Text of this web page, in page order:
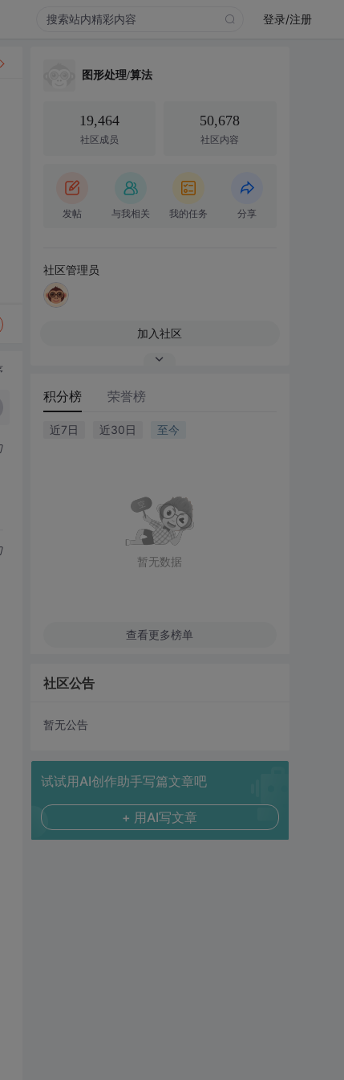
登录/注册
图形处理/算法
19,464
社区成员
50,678
社区内容
发帖 与我相关 我的任务 分享
社区管理员
加入社区
积分榜 荣誉榜
近7日 近30日 至今
暂无数据
查看更多榜单
社区公告
暂无公告
试试用AI创作助手写篇文章吧
+ 用AI写文章